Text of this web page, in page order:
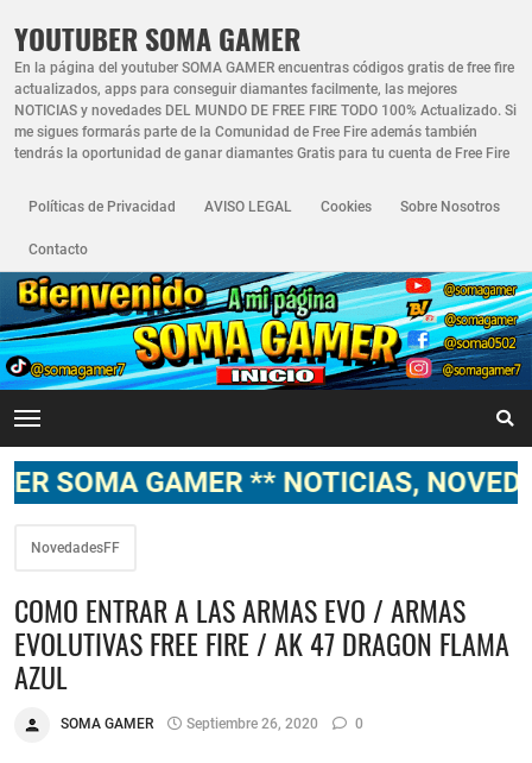
YOUTUBER SOMA GAMER
En la página del youtuber SOMA GAMER encuentras códigos gratis de free fire
actualizados, apps para conseguir diamantes facilmente, las mejores
NOTICIAS y novedades DEL MUNDO DE FREE FIRE TODO 100% Actualizado. Si
me sigues formarás parte de la Comunidad de Free Fire además también
tendrás la oportunidad de ganar diamantes Gratis para tu cuenta de Free Fire
Políticas de Privacidad AVISO LEGAL Cookies Sobre Nosotros
Contacto
GAMER ** NOTICIAS, NOVEDADES,
NovedadesFF
COMO ENTRAR A LAS ARMAS EVO / ARMAS
EVOLUTIVAS FREE FIRE / AK 47 DRAGON FLAMA
AZUL
SOMA GAMER Septiembre 26, 2020 0